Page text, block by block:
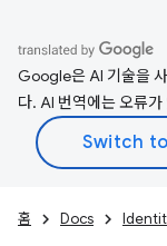
Google은 AI 기술을
다. AI 번역에는 오류
홈 Docs